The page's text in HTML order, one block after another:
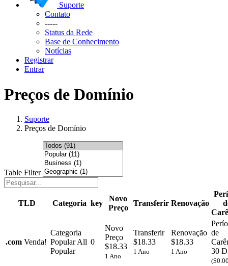
Suporte
Contato
-----
Status da Rede
Base de Conhecimento
Notícias
Registrar
Entrar
Preços de Domínio
Suporte
Preços de Domínio
Table Filter
TLD Categoria key
Novo
Preço
Transferir Renovação
.com Venda!
Categoria
PopularAll
Popular
0
Novo
Preço
$18.33
1 Ano
Transferir
$18.33
1 Ano
Renovação
$18.33
1 Ano
de
30